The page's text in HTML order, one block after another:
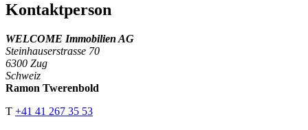
Kontaktperson
WELCOME Immobilien AG
Steinhauserstrasse 70
6300 Zug
Schweiz
Ramon Twerenbold
T +41 41 267 35 53